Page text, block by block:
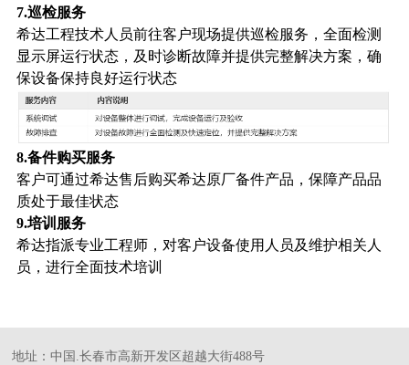
7.巡检服务
希达工程技术人员前往客户现场提供巡检服务，全面检测
显示屏运行状态，及时诊断故障并提供完整解决方案，确
保设备保持良好运行状态
8.备件购买服务
客户可通过希达售后购买希达原厂备件产品，保障产品品
质处于最佳状态
9.培训服务
希达指派专业工程师，对客户设备使用人员及维护相关人
员，进行全面技术培训
地址：中国.长春市高新开发区超越大街488号